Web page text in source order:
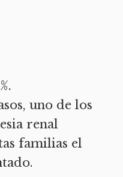
uno de los
renal
familias el